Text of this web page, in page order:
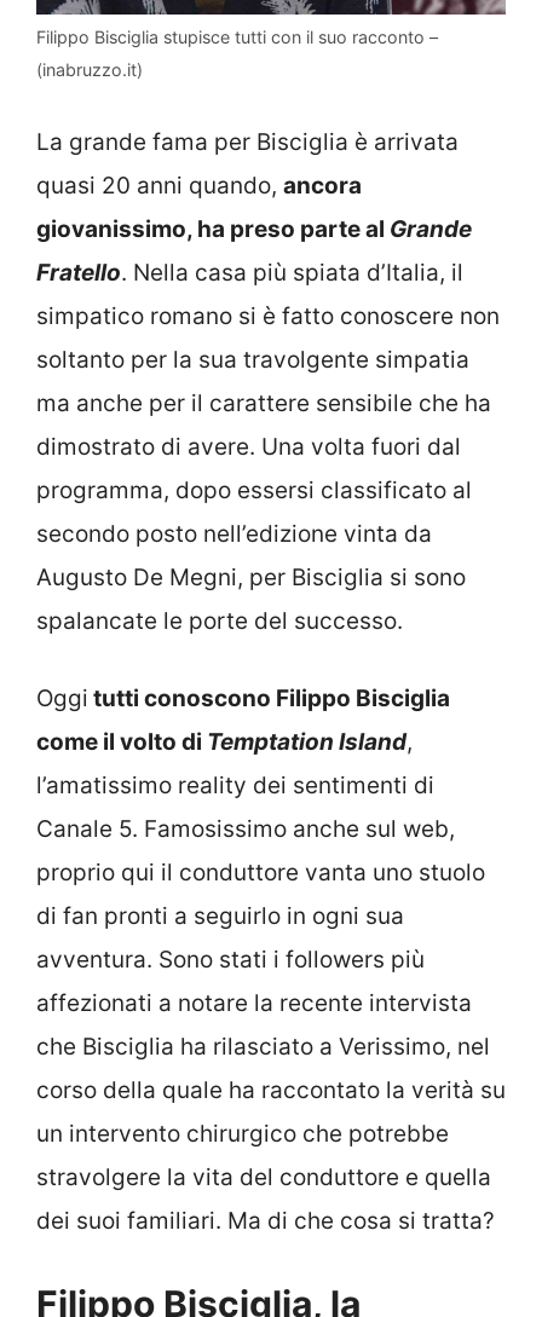
Filippo Bisciglia stupisce tutti con il suo racconto –
(inabruzzo.it)
La grande fama per Bisciglia è arrivata
quasi 20 anni quando, ancora
giovanissimo, ha preso parte al Grande
Fratello. Nella casa più spiata d’Italia, il
simpatico romano si è fatto conoscere non
soltanto per la sua travolgente simpatia
ma anche per il carattere sensibile che ha
dimostrato di avere. Una volta fuori dal
programma, dopo essersi classificato al
secondo posto nell’edizione vinta da
Augusto De Megni, per Bisciglia si sono
spalancate le porte del successo.
Oggi tutti conoscono Filippo Bisciglia
come il volto di Temptation Island,
l’amatissimo reality dei sentimenti di
Canale 5. Famosissimo anche sul web,
proprio qui il conduttore vanta uno stuolo
di fan pronti a seguirlo in ogni sua
avventura. Sono stati i followers più
affezionati a notare la recente intervista
che Bisciglia ha rilasciato a Verissimo, nel
corso della quale ha raccontato la verità su
un intervento chirurgico che potrebbe
stravolgere la vita del conduttore e quella
dei suoi familiari. Ma di che cosa si tratta?
Filippo Bisciglia, la